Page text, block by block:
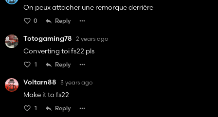
On peux attacher une remorque derrière
0 Reply
Totogaming78 2 years ago
Converting toi fs22 pls
1 Reply
Voltarn88 3 years ago
Make it to fs22
1 Reply